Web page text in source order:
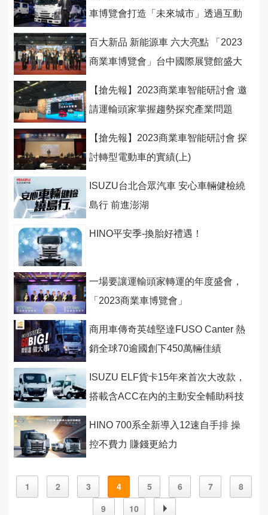
車博覽會打造「未來城市」透過互動
百大新品 新能源車 六大亮點 「2023
商業車博覽會」台中國際展覽館盛大
【搶先報】2023商業車智能研討會 邀
請運輸頭家掌握趨勢探究產業問題
【搶先報】2023商業車智能研討會 探
討轉型電動車的實績(上)
ISUZU台北合眾汽車 安心車輛健檢繞
島行 前進澎湖
HINO平安季-換胎好禮遇！
一場要讓運輸頭家轉運的年度盛會，
「2023商業車博覽會」
商用車傳奇英雄堅達FUSO Canter 熱
銷全球70逾國創下450萬輛佳績
ISUZU ELF貨卡15年來首次大改款，
搭載含ACC在內的主動安全輔助科技
HINO 700系全新導入12速自手排 操
控不費力 賺錢更給力
1 2 3 4 5 6 7
8
9
10